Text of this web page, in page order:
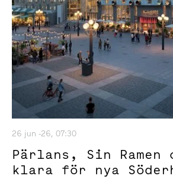
26 jun -26, 07:30
Pärlans, Sin Ramen
klara för nya